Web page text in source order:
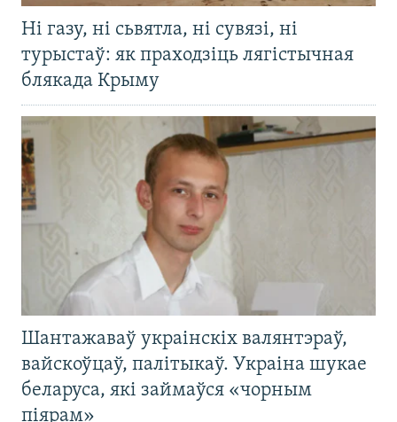
Ні газу, ні сьвятла, ні сувязі, ні
турыстаў: як праходзіць лягістычная
блякада Крыму
Шантажаваў украінскіх валянтэраў,
вайскоўцаў, палітыкаў. Украіна шукае
беларуса, які займаўся «чорным
піярам»